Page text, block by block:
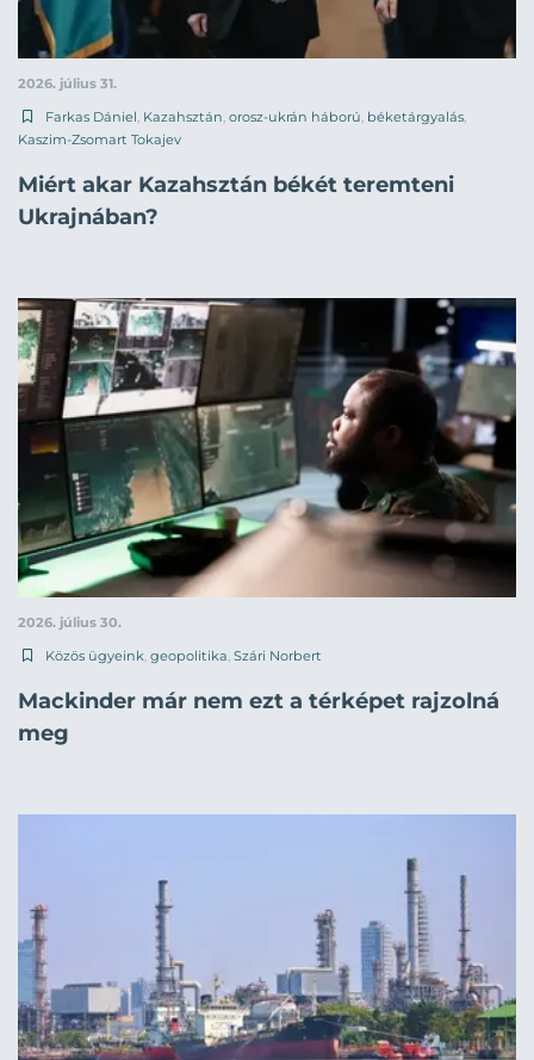
2026. július 31.
Farkas Dániel, Kazahsztán, orosz-ukrán háború, béketárgyalás,
Kaszim-Zsomart Tokajev
Miért akar Kazahsztán békét teremteni
Ukrajnában?
2026. július 30.
Közös ügyeink, geopolitika, Szári Norbert
Mackinder már nem ezt a térképet rajzolná
meg